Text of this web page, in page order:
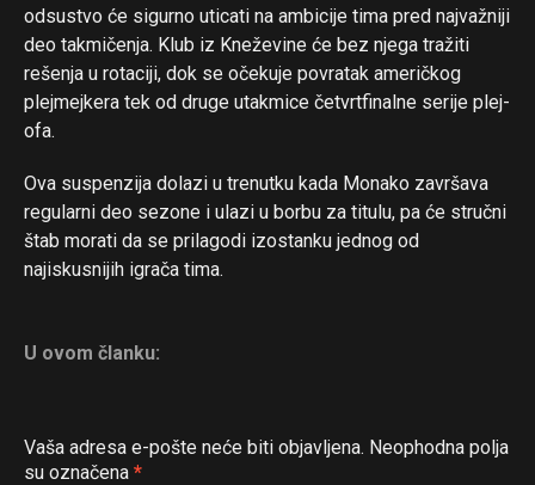
odsustvo će sigurno uticati na ambicije tima pred najvažniji
deo takmičenja. Klub iz Kneževine će bez njega tražiti
rešenja u rotaciji, dok se očekuje povratak američkog
plejmejkera tek od druge utakmice četvrtfinalne serije plej-
ofa.
Ova suspenzija dolazi u trenutku kada Monako završava
regularni deo sezone i ulazi u borbu za titulu, pa će stručni
štab morati da se prilagodi izostanku jednog od
najiskusnijih igrača tima.
U ovom članku:
Vaša adresa e-pošte neće biti objavljena. Neophodna polja
su označena *